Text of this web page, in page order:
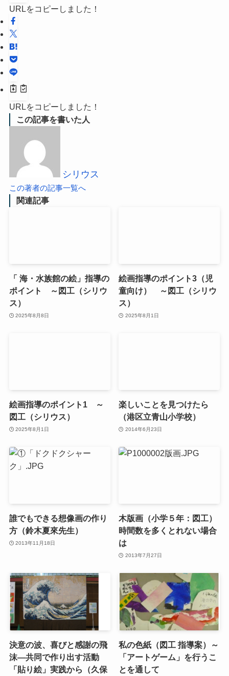
URLをコピーしました！
URLをコピーしました！
この記事を書いた人
シリウス
この著者の記事一覧へ
関連記事
「 海・水族館の絵」指導の
ポイント ～図工（シリウ
ス）
2025年8月8日
絵画指導のポイント3（児
童向け） ～図工（シリウ
ス）
2025年8月1日
絵画指導のポイント1 ～
図工（シリウス）
2025年8月1日
楽しいことを見つけたら
（港区立青山小学校）
2014年6月23日
誰でもできる想像画の作り
方（鈴木夏來先生）
2013年11月18日
木版画（小学５年：図工）
時間数を多くとれない場合
は
2013年7月27日
決意の波、喜びと感謝の飛
沫―共同で作り出す活動
「貼り絵」実践から（久保
私の色紙（図工 指導案）～
「アートゲーム」を行うこ
とを通して